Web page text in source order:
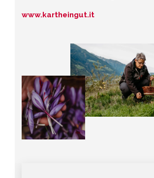
www.kartheingut.it